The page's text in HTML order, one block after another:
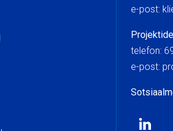
e-post:
telefon:
e-post: